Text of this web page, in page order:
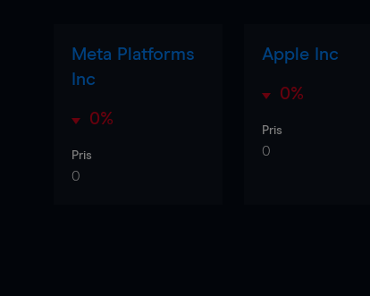
Meta Platforms
Inc
0%
Pris
0
Apple Inc
0%
Pris
0